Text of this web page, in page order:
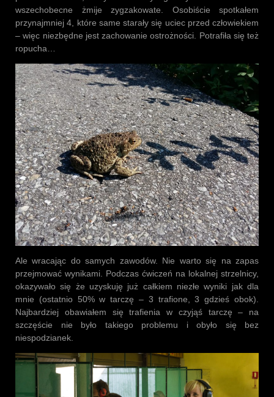
wszechobecne żmije zygzakowate. Osobiście spotkałem
przynajmniej 4, które same starały się uciec przed człowiekiem
– więc niezbędne jest zachowanie ostrożności. Potrafiła się też
ropucha…
Ale wracając do samych zawodów. Nie warto się na zapas
przejmować wynikami. Podczas ćwiczeń na lokalnej strzelnicy,
okazywało się że uzyskuję już całkiem niezłe wyniki jak dla
mnie (ostatnio 50% w tarczę – 3 trafione, 3 gdzieś obok).
Najbardziej obawiałem się trafienia w czyjąś tarczę – na
szczęście nie było takiego problemu i obyło się bez
niespodzianek.